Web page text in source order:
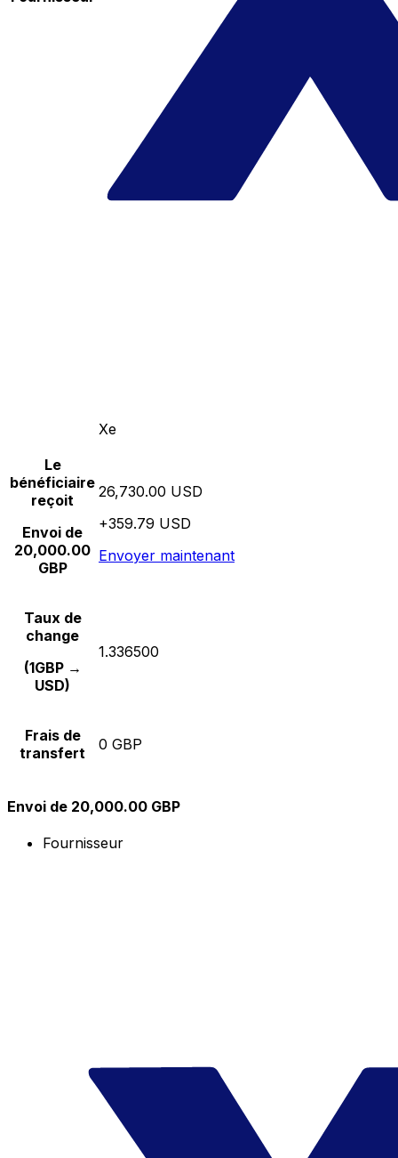
Xe
Le
bénéficiaire
reçoit
Envoi de
20,000.00
GBP
26,730.00 USD
+359.79 USD
Envoyer maintenant
Taux de
change
(1GBP →
USD)
1.336500
Frais de
transfert
0 GBP
Envoi de 20,000.00 GBP
Fournisseur